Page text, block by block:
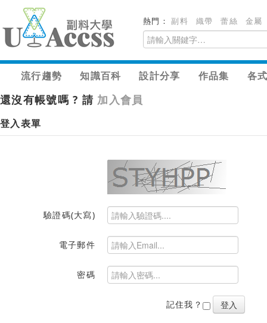
熱門：副料 織帶 蕾絲 金屬
流行趨勢 知識百科 設計分享 作品集 各
還沒有帳號嗎 ? 請 加入會員
登入表單
驗證碼(大寫)
電子郵件
密碼
記住我？